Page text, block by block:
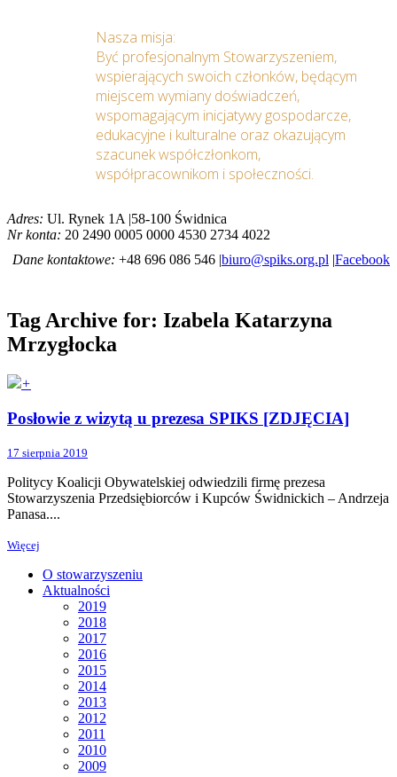
Nasza misja:
Być profesjonalnym Stowarzyszeniem,
wspierających swoich członków, będącym
miejscem wymiany doświadczeń,
wspomagającym inicjatywy gospodarcze,
edukacyjne i kulturalne oraz okazującym
szacunek współczłonkom,
współpracownikom i społeczności.
Adres: Ul. Rynek 1A |58-100 Świdnica
Nr konta: 20 2490 0005 0000 4530 2734 4022
Dane kontaktowe: +48 696 086 546 |biuro@spiks.org.pl |Facebook
Tag Archive for: Izabela Katarzyna
Mrzygłocka
+
Posłowie z wizytą u prezesa SPIKS [ZDJĘCIA]
17 sierpnia 2019
Politycy Koalicji Obywatelskiej odwiedzili firmę prezesa
Stowarzyszenia Przedsiębiorców i Kupców Świdnickich – Andrzeja
Panasa....
Więcej
O stowarzyszeniu
Aktualności
2019
2018
2017
2016
2015
2014
2013
2012
2011
2010
2009